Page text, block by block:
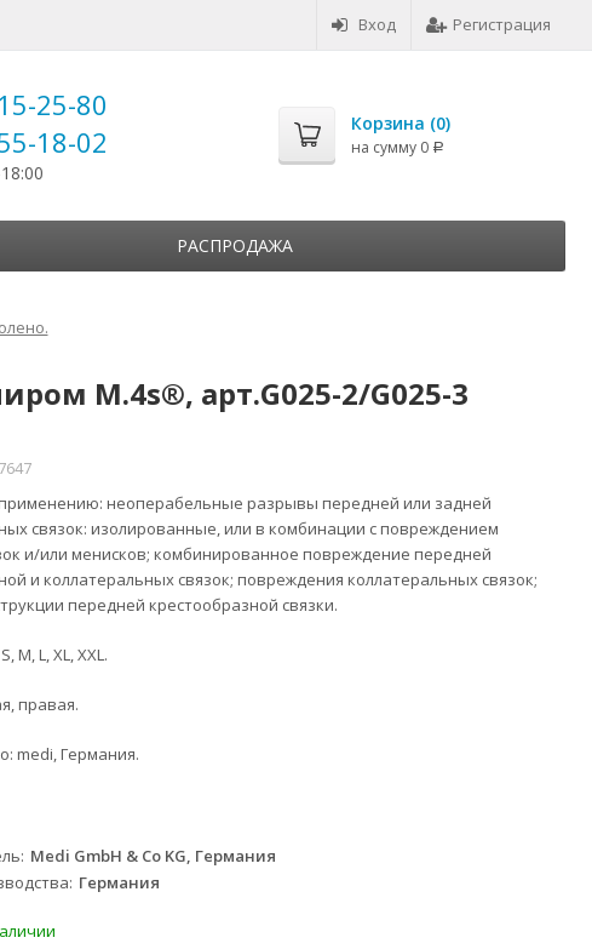
Вход Регистрация
25-80
18-02
Корзина (0)
на сумму 0 Р
РАСПРОДАЖА
M.4s®, арт.G025-2/G025-3
неоперабельные разрывы передней или задней
связок: изолированные, или в комбинации с повреждением
и/или менисков; комбинированное повреждение передней
и коллатеральных связок; повреждения коллатеральных связок;
передней крестообразной связки.
M, L, XL, XXL.
правая.
medi, Германия.
Medi GmbH & Co KG, Германия
Германия